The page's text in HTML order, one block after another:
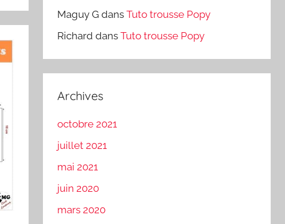
Maguy G dansTuto trousse Popy
Richard dansTuto trousse Popy
Archives
octobre 2021
juillet 2021
mai 2021
juin 2020
mars 2020